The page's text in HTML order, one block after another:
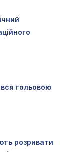
гольовою
розривати